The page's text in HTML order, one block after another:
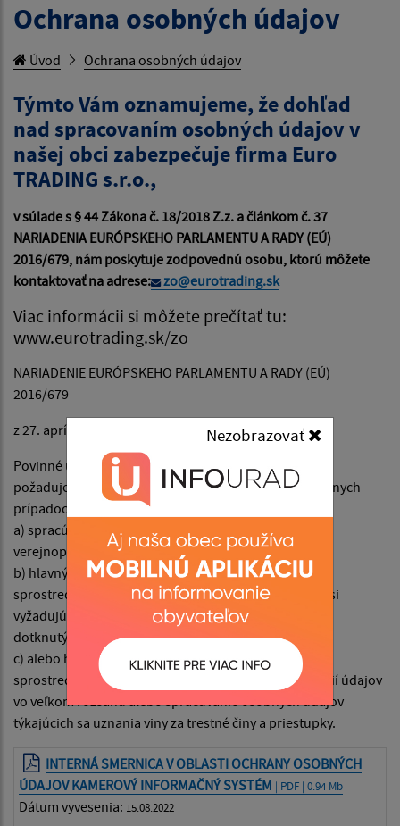
Ochrana osobných údajov
Úvod Ochrana osobných údajov
Týmto Vám oznamujeme, že dohľad
nad spracovaním osobných údajov v
našej obci zabezpečuje firma Euro
TRADING s.r.o.,
v súlade s § 44 Zákona č. 18/2018 Z.z. a článkom č. 37
NARIADENIA EURÓPSKEHO PARLAMENTU A RADY (EÚ)
2016/679, nám poskytuje zodpovednú osobu, ktorú môžete
kontaktovať na adrese:
zo@eurotrading.sk
Viac informácii si môžete prečítať tu:
www.eurotrading.sk/zo
NARIADENIE EURÓPSKEHO PARLAMENTU A RADY (EÚ)
2016/679
z 27. apríla 2016
Povinné určenie zodpovednej osoby Článok 39 ods. 1
požaduje určenie zodpovednej osoby v troch konkrétnych
prípadoch:
a) spracúvanie vykonáva orgán verejnej moci alebo
verejnoprávny subjekt ;
b) hlavnými činnosťami prevádzkovateľa alebo
sprostredkovateľa sú spracovateľské operácie, ktoré si
vyžadujú pravidelné a systematické monitorovanie
dotknutých osôb vo veľkom rozsahu;
c) alebo hlavnými činnosťami prevádzkovateľa alebo
sprostredkovateľa je spracúvanie osobitných kategórií údajov
vo veľkom rozsahu alebo spracúvanie osobných údajov
týkajúcich sa uznania viny za trestné činy a priestupky.
INTERNÁ SMERNICA V OBLASTI OCHRANY OSOBNÝCH
ÚDAJOV KAMEROVÝ INFORMAČNÝ SYSTÉM | PDF | 0.94 Mb
Dátum vyvesenia: 15.08.2022
Nezobrazovať